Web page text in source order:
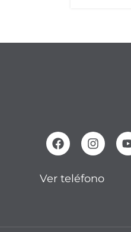
Ver teléfono